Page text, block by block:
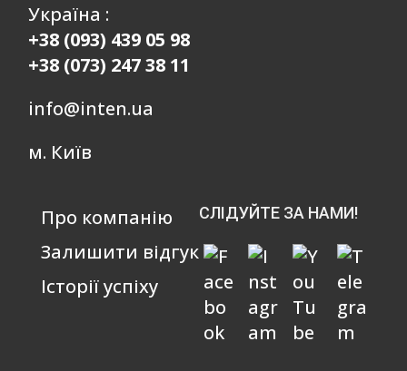
Україна :
+38 (093) 439 05 98
+38 (073) 247 38 11
info@inten.ua
м. Київ
Про компанію
Залишити відгук
Історії успіху
СЛІДУЙТЕ ЗА НАМИ!